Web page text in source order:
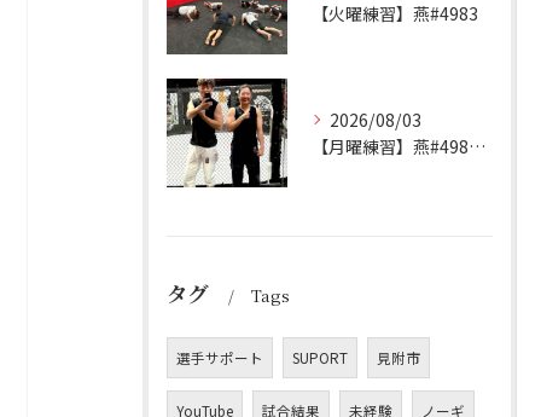
【火曜練習】燕#4983
2026/08/03
【月曜練習】燕#4982見附#491
タグ Tags
選手サポート SUPORT 見附市
YouTube 試合結果 未経験 ノーギ